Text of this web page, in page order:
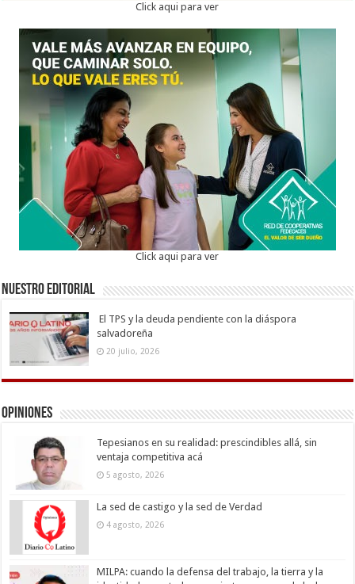
Click aqui para ver
Click aqui para ver
Nuestro Editorial
El TPS y la deuda pendiente con la diáspora
salvadoreña
20 julio, 2026
Opiniones
Tepesianos en su realidad: prescindibles allá, sin
ventaja competitiva acá
5 agosto, 2026
La sed de castigo y la sed de Verdad
4 agosto, 2026
MILPA: cuando la defensa del trabajo, la tierra y la